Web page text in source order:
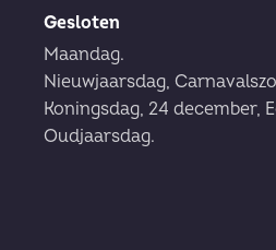
Gesloten
Maandag.
Nieuwjaarsdag,
Koningsdag, 24 december,
Oudjaarsdag.